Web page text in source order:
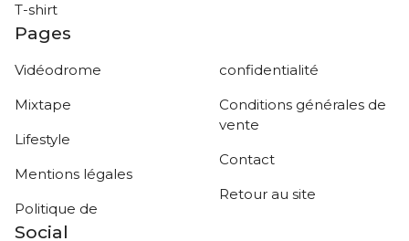
T-shirt
Pages
Vidéodrome
Mixtape
Lifestyle
Mentions légales
Politique de
confidentialité
Conditions générales de
vente
Contact
Retour au site
Social